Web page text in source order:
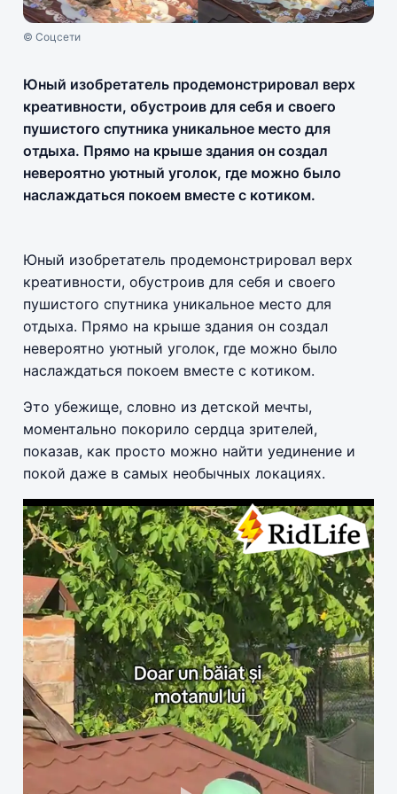
© Соцсети
Юный изобретатель продемонстрировал верх
креативности, обустроив для себя и своего
пушистого спутника уникальное место для
отдыха. Прямо на крыше здания он создал
невероятно уютный уголок, где можно было
наслаждаться покоем вместе с котиком.
Юный изобретатель продемонстрировал верх
креативности, обустроив для себя и своего
пушистого спутника уникальное место для
отдыха. Прямо на крыше здания он создал
невероятно уютный уголок, где можно было
наслаждаться покоем вместе с котиком.
Это убежище, словно из детской мечты,
моментально покорило сердца зрителей,
показав, как просто можно найти уединение и
покой даже в самых необычных локациях.